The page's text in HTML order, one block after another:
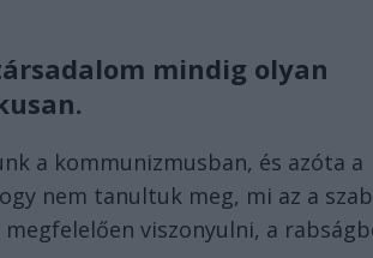
mindig olyan
a kommunizmusban, és azóta a
nem tanultuk meg, mi az a
viszonyulni, a